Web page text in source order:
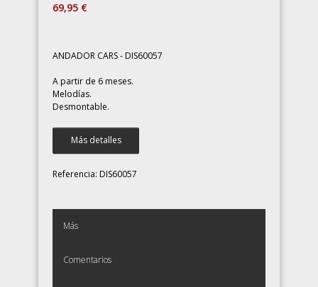
69,95 €
ANDADOR CARS - DIS60057
A partir de 6 meses.
Melodías.
Desmontable.
Más detalles
Referencia: DIS60057
Más
Comentarios